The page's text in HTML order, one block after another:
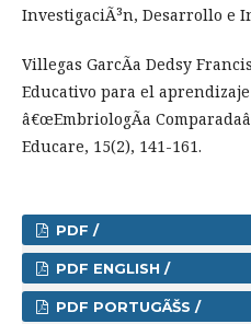
InvestigaciÃ³n, Desarrollo e
Villegas GarcÃ­a Dedsy
Educativo para el
â€œEmbriologÃ­a
Educare, 15(2), 141-161.
PDF /
PDF ENGLISH /
PDF PORTUGÃŠS /